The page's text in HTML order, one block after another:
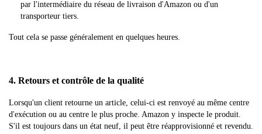
par l'intermédiaire du réseau de livraison d'Amazon ou d'un
transporteur tiers.
Tout cela se passe généralement en quelques heures.
4. Retours et contrôle de la qualité
Lorsqu'un client retourne un article, celui-ci est renvoyé au même centre
d'exécution ou au centre le plus proche. Amazon y inspecte le produit.
S'il est toujours dans un état neuf, il peut être réapprovisionné et revendu.